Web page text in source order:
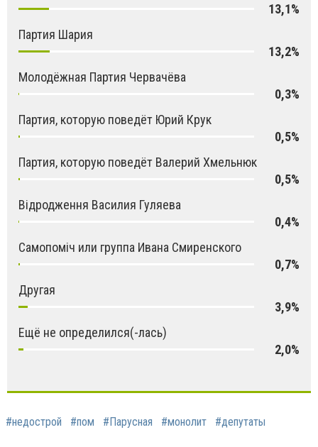
13,1%
Партия Шария
13,2%
Молодёжная Партия Червачёва
0,3%
Партия, которую поведёт Юрий Крук
0,5%
Партия, которую поведёт Валерий Хмельнюк
0,5%
Відродження Василия Гуляева
0,4%
Самопоміч или группа Ивана Смиренского
0,7%
Другая
3,9%
Ещё не определился(-лась)
2,0%
#недострой #пом #Парусная #монолит #депутаты